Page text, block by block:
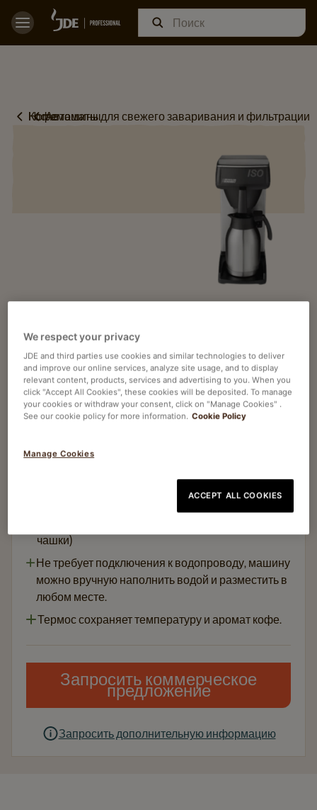
Home
Кофемашины
Автоматы для свежего заваривания и фильтрации
Автоматы для свежего заваривания и фильтрации
BRAVILOR ISO
Article no65002486
Термос ISO для сохранения идеальной
сочетании с черными акцентами придают
машине современный внешний вид.
чашки)
Не требует подключения к водопроводу, машину
можно вручную наполнить водой и разместить в
любом месте.
Термос сохраняет температуру и аромат кофе.
Запросить коммерческое
предложение
Запросить дополнительную информацию
We respect your privacy
JDE and third parties use cookies and similar technologies to deliver
and improve our online services, analyze site usage, and to display
relevant content, products, services and advertising to you. When you
click "Accept All Cookies", these cookies will be deposited. To manage
your cookies or withdraw your consent, click on "Manage Cookies" .
See our cookie policy for more information. Cookie Policy
Manage Cookies
ACCEPT ALL COOKIES